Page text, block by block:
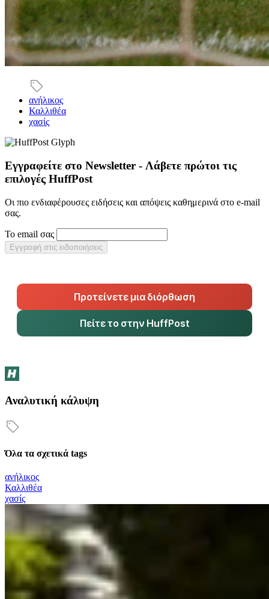
ανήλικος
Καλλιθέα
χασίς
Εγγραφείτε στο Newsletter - Λάβετε πρώτοι τις
επιλογές HuffPost
Οι πιο ενδιαφέρουσες ειδήσεις και απόψεις καθημερινά στο e-mail
σας.
Το email σας
Εγγραφή στις ειδοποιήσεις
Προτείνετε μια διόρθωση
Πείτε το στην HuffPost
Αναλυτική κάλυψη
Όλα τα σχετικά tags
ανήλικος
Καλλιθέα
χασίς